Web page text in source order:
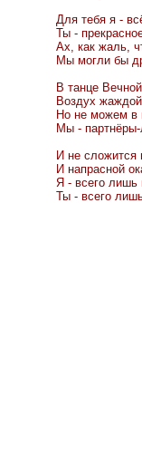
Для тебя я -
Ты -
Ах, как жаль,
Мы могли бы
В танце
Воздух
Но не можем в
Мы -
И не сложится
И напрасной
Я - всего лишь
Ты - всего